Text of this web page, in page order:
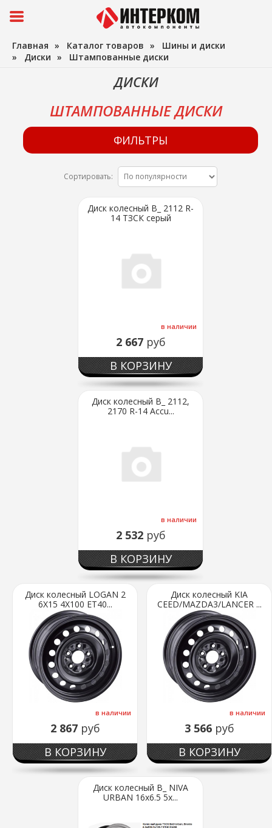
Главная » Каталог товаров » Шины и диски
» Диски » Штампованные диски
ДИСКИ
ШТАМПОВАННЫЕ ДИСКИ
ФИЛЬТРЫ
Сортировать:
Диск колесный В_ 2112 R-
14 ТЗСК серый
в наличии
2 667 руб
В КОРЗИНУ
Диск колесный В_ 2112,
2170 R-14 Accu...
в наличии
2 532 руб
В КОРЗИНУ
Диск колесный LOGAN 2
6X15 4X100 ET40...
в наличии
2 867 руб
В КОРЗИНУ
Диск колесный KIA
CEED/MAZDA3/LANCER ...
в наличии
3 566 руб
В КОРЗИНУ
Диск колесный В_ NIVA
URBAN 16х6.5 5x...